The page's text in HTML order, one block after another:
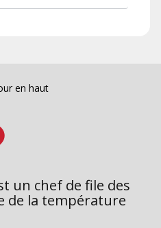
en haut
un chef de file des
de la température